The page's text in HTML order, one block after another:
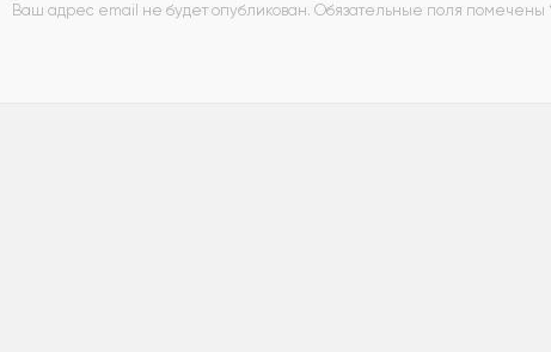
Ваш адрес email не будет опубликован. Обязательные поля помечены